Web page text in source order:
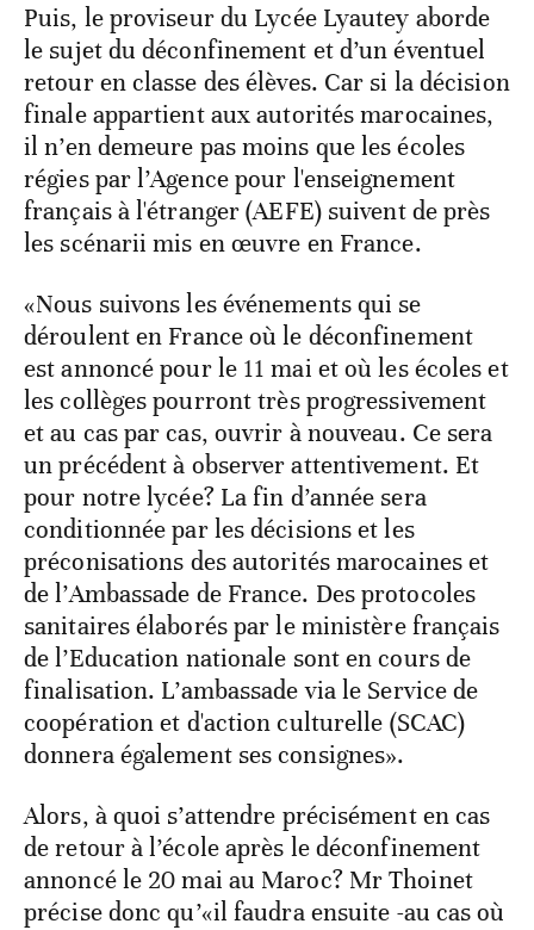
Puis, le proviseur du Lycée Lyautey aborde
le sujet du déconfinement et d’un éventuel
retour en classe des élèves. Car si la décision
finale appartient aux autorités marocaines,
il n’en demeure pas moins que les écoles
régies par l’Agence pour l'enseignement
français à l'étranger (AEFE) suivent de près
les scénarii mis en œuvre en France.
«Nous suivons les événements qui se
déroulent en France où le déconfinement
est annoncé pour le 11 mai et où les écoles et
les collèges pourront très progressivement
et au cas par cas, ouvrir à nouveau. Ce sera
un précédent à observer attentivement. Et
pour notre lycée? La fin d’année sera
conditionnée par les décisions et les
préconisations des autorités marocaines et
de l’Ambassade de France. Des protocoles
sanitaires élaborés par le ministère français
de l’Education nationale sont en cours de
finalisation. L’ambassade via le Service de
coopération et d'action culturelle (SCAC)
donnera également ses consignes».
Alors, à quoi s’attendre précisément en cas
de retour à l’école après le déconfinement
annoncé le 20 mai au Maroc? Mr Thoinet
précise donc qu’«il faudra ensuite -au cas où